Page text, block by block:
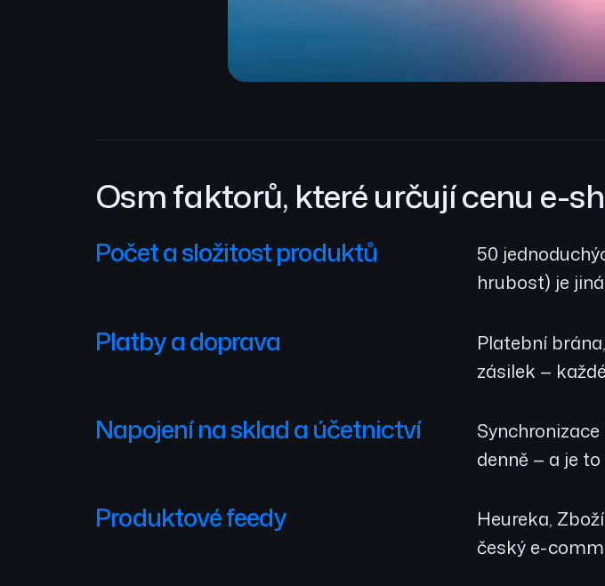
Osm faktorů, které určují cenu e-
Počet a složitost produktů
50
hrubost) je
Platby a doprava
Platební
zásilek —
Napojení na sklad a účetnictví
denně — a je
Produktové feedy
Heureka,
český e-